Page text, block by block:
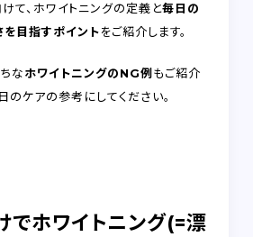
て、ホワイトニングの定義と毎日の
目指すポイントをご紹介します。
なホワイトニングのNG例もご紹介
のケアの参考にしてください。
でホワイトニング(=漂